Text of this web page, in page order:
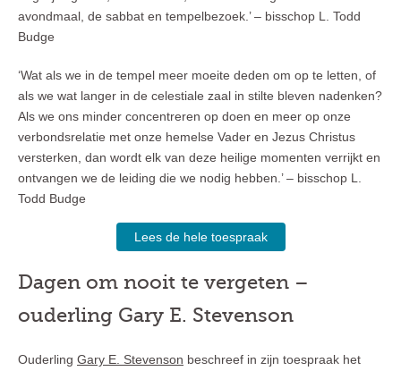
avondmaal, de sabbat en tempelbezoek.’ – bisschop L. Todd
Budge
‘Wat als we in de tempel meer moeite deden om op te letten, of
als we wat langer in de celestiale zaal in stilte bleven nadenken?
Als we ons minder concentreren op doen en meer op onze
verbondsrelatie met onze hemelse Vader en Jezus Christus
versterken, dan wordt elk van deze heilige momenten verrijkt en
ontvangen we de leiding die we nodig hebben.’ – bisschop L.
Todd Budge
Lees de hele toespraak
Dagen om nooit te vergeten –
ouderling Gary E. Stevenson
Ouderling Gary E. Stevenson beschreef in zijn toespraak het